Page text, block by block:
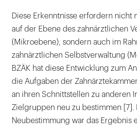
Diese Erkenntnisse erfordern nicht
auf der Ebene des zahnärztlichen
(Mikroebene), sondern auch im
zahnärztlichen Selbstverwaltung
BZÄK hat diese Entwicklung zum
die Aufgaben der
an ihren Schnittstellen zu anderen
Zielgruppen neu zu bestimmen [7].
Neubestimmung war das Ergebnis